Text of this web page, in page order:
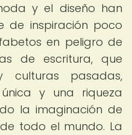
y el diseño han
de inspiración poco
en peligro de
de escritura, que
pasadas,
y una riqueza
la imaginación de
todo el mundo. La